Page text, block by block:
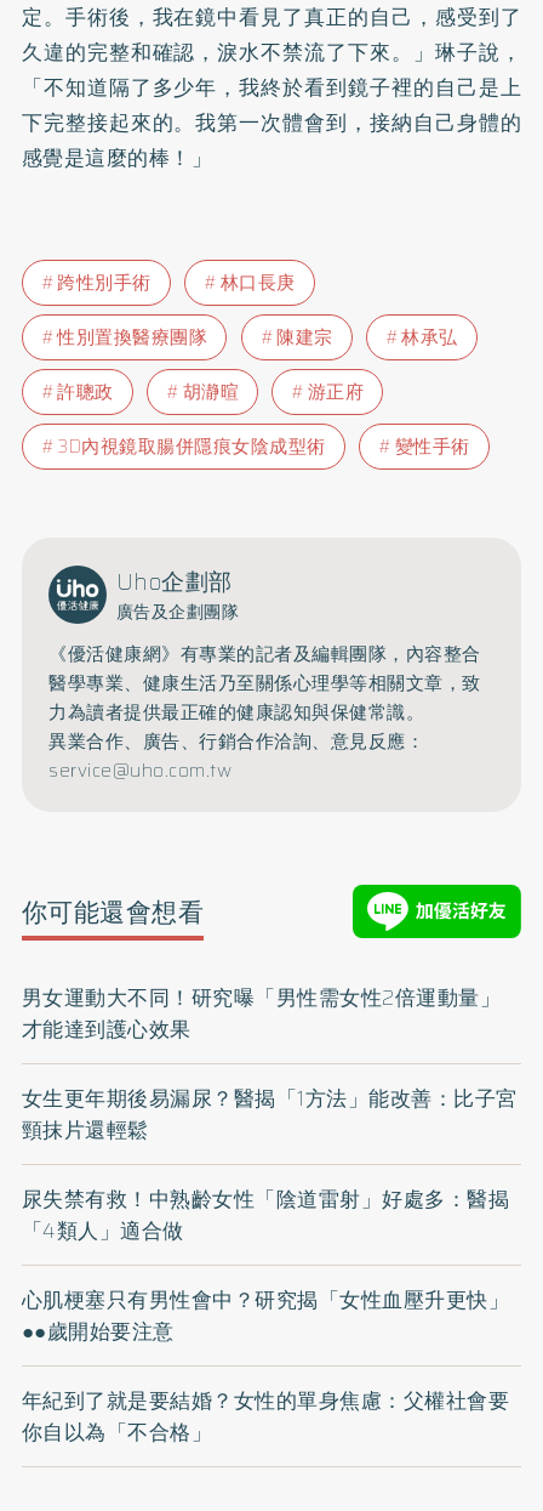
定。手術後，我在鏡中看見了真正的自己，感受到了
久違的完整和確認，淚水不禁流了下來。」琳子說，
「不知道隔了多少年，我終於看到鏡子裡的自己是上
下完整接起來的。我第一次體會到，接納自己身體的
感覺是這麼的棒！」
跨性別手術
林口長庚
性別置換醫療團隊
陳建宗
林承弘
許聰政
胡瀞暄
游正府
3D內視鏡取腸併隱痕女陰成型術
變性手術
Uho企劃部
廣告及企劃團隊
《優活健康網》有專業的記者及編輯團隊，內容整合
醫學專業、健康生活乃至關係心理學等相關文章，致
力為讀者提供最正確的健康認知與保健常識。
異業合作、廣告、行銷合作洽詢、意見反應：
service@uho.com.tw
你可能還會想看
男女運動大不同！研究曝「男性需女性2倍運動量」
才能達到護心效果
女生更年期後易漏尿？醫揭「1方法」能改善：比子宮
頸抹片還輕鬆
尿失禁有救！中熟齡女性「陰道雷射」好處多：醫揭
「4類人」適合做
心肌梗塞只有男性會中？研究揭「女性血壓升更快」
●●歲開始要注意
年紀到了就是要結婚？女性的單身焦慮：父權社會要
你自以為「不合格」